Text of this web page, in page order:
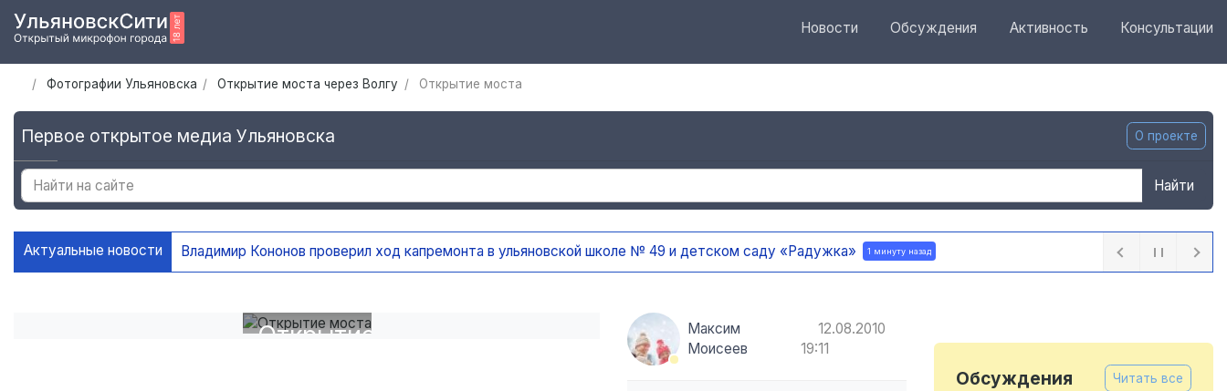
Новости Обсуждения Активность Консультации
Фотографии Ульяновска Открытие моста через Волгу Открытие моста
Первое открытое медиа Ульяновска О проекте
Найти
Актуальные новости Владимир Кононов проверил ход капремонта в ульяновской школе № 49 и детском саду «Радужка» 1 минуту назад
Открытие
Максим
Моисеев
12.08.2010
19:11
Обсуждения Читать все